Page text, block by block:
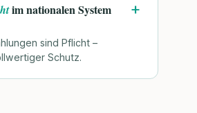
im nationalen System
sind Pflicht –
Schutz.